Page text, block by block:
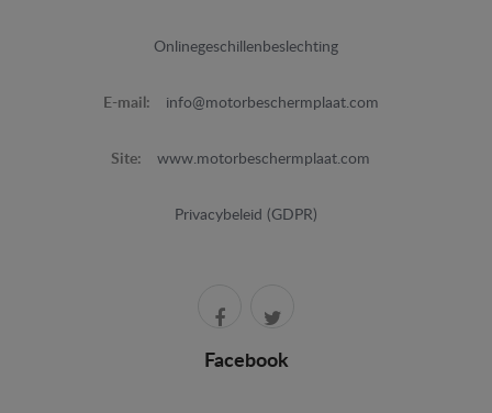
Onlinegeschillenbeslechting
E-mail: info@motorbeschermplaat.com
Site: www.motorbeschermplaat.com
Privacybeleid (GDPR)
Facebook